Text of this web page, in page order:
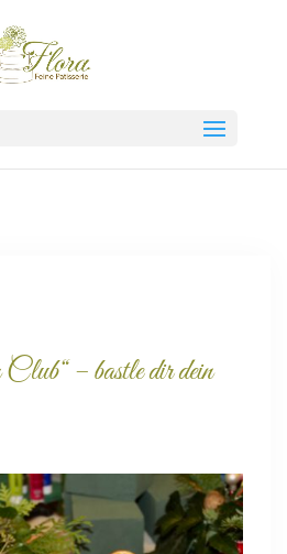
– bastle dir dein